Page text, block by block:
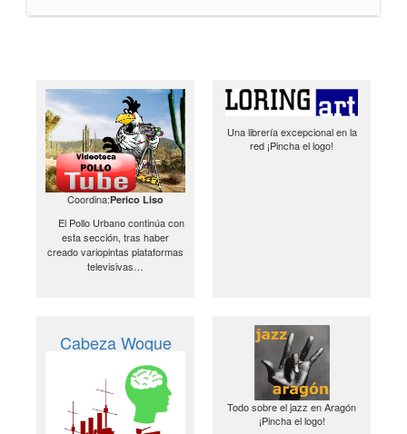
Coordina:Perico Liso
El Pollo Urbano continúa con
esta sección, tras haber
creado variopintas plataformas
televisivas…
Una librería excepcional en la
red ¡Pincha el logo!
Cabeza Woque
Todo sobre el jazz en Aragón
¡Pincha el logo!